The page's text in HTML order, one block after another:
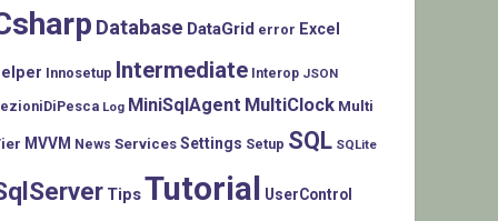
Database DataGrid error Excel
Innosetup Intermediate Interop JSON
Log MiniSqlAgent MultiClock Multi
MVVM News Services Settings Setup SQL SQLite
TipsTutorial UserControl